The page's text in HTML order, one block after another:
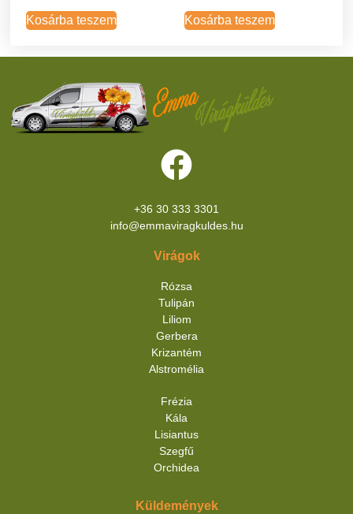
Kosárba teszem Kosárba teszem
+36 30 333 3301
info@emmaviragkuldes.hu
Virágok
Rózsa
Tulipán
Liliom
Gerbera
Krizantém
Alstromélia
Frézia
Kála
Lisiantus
Szegfű
Orchidea
Küldemények